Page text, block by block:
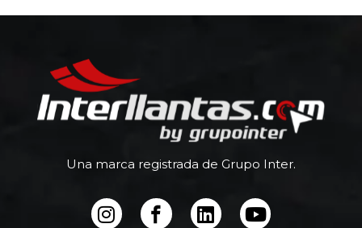
Una marca registrada de Grupo Inter.